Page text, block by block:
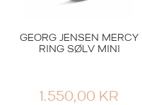
GEORG JENSEN MERCY
RING SØLV MINI
1.550,00 KR